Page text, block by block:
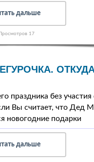
дальше
Просмотров 17
праздника без участия
Вы считает, что Дед
новогодние подарки
дальше